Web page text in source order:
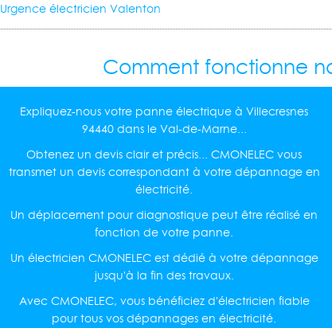
Urgence électricien Valenton
Comment fonctionne
Expliquez-nous votre panne électrique à Villecresnes
94440 dans le Val-de-Marne...
Obtenez un devis clair et précis... CMONELEC vous
transmet un devis correspondant à votre dépannage en
électricité.
Un déplacement pour diagnostique peut être réalisé en
fonction de votre panne.
Un électricien CMONELEC est dédié à votre dépannage
jusqu'à la fin des travaux.
Avec CMONELEC, vous bénéficiez d'électricien fiable
pour tous vos dépannages en électricité.